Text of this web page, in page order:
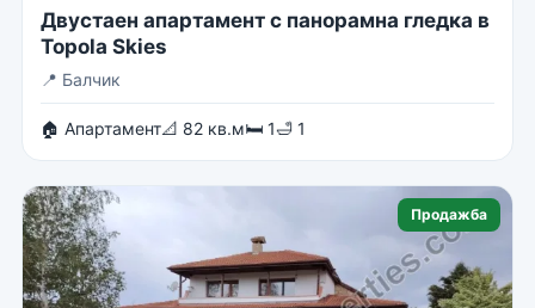
Двустаен апартамент с панорамна гледка в
Topola Skies
📍 Балчик
🏠 Апартамент📐 82 кв.м🛏 1🛁 1
Продажба